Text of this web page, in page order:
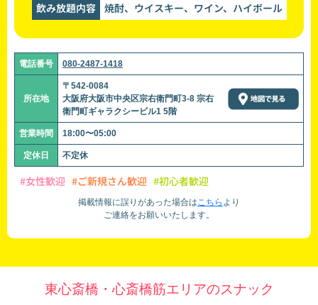
飲み放題内容 焼酎、ウイスキー、ワイン、ハイボール
電話番号 080-2487-1418
所在地
〒542-0084
大阪府大阪市中央区宗右衛門町3-8 宗右
衛門町ギャラクシービル1 5階
営業時間 18:00〜05:00
定休日 不定休
#女性歓迎 #ご新規さん歓迎 #初心者歓迎
掲載情報に誤りがあった場合はこちら より
ご連絡をお願いいたします。
東心斎橋・心斎橋筋エリアのスナック